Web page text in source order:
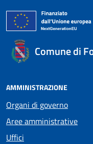
Comune di
AMMINISTRAZIONE
Organi di governo
Aree amministrative
Uffici